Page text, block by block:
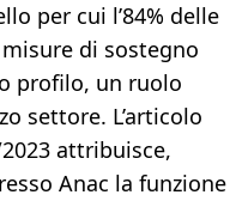
per cui l’84% delle
di sostegno
profilo, un ruolo
settore. L’articolo
attribuisce,
Anac la funzione